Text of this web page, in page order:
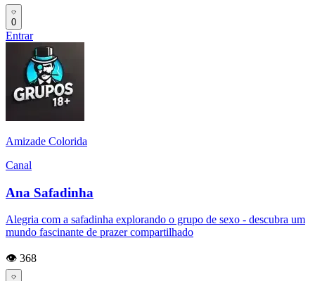
0
Entrar
Amizade Colorida
Canal
Ana Safadinha
Alegria com a safadinha explorando o grupo de sexo - descubra um
mundo fascinante de prazer compartilhado
👁️ 368